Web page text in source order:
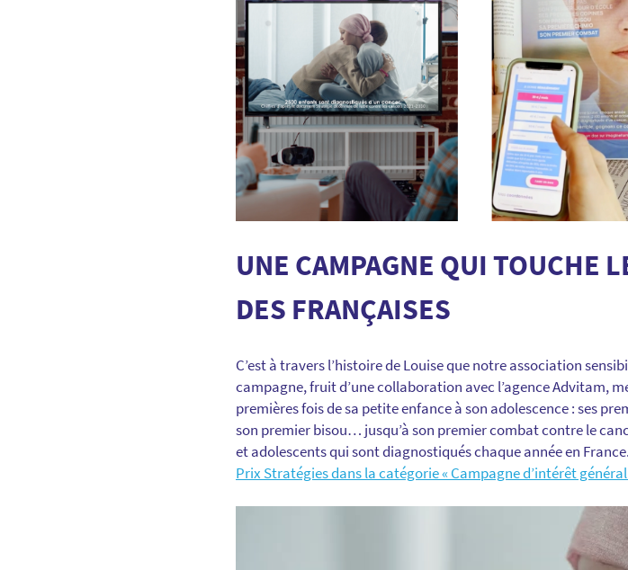
UNE CAMPAGNE QUI TOUCHE
DES FRANÇAISES
C’est à travers l’histoire de Louise que notre association
campagne, fruit d’une collaboration avec l’agence Advitam,
premières fois de sa petite enfance à son adolescence : ses
son premier bisou… jusqu’à son premier combat contre le
et adolescents qui sont diagnostiqués chaque année en
Prix Stratégies dans la catégorie « Campagne d’intérêt